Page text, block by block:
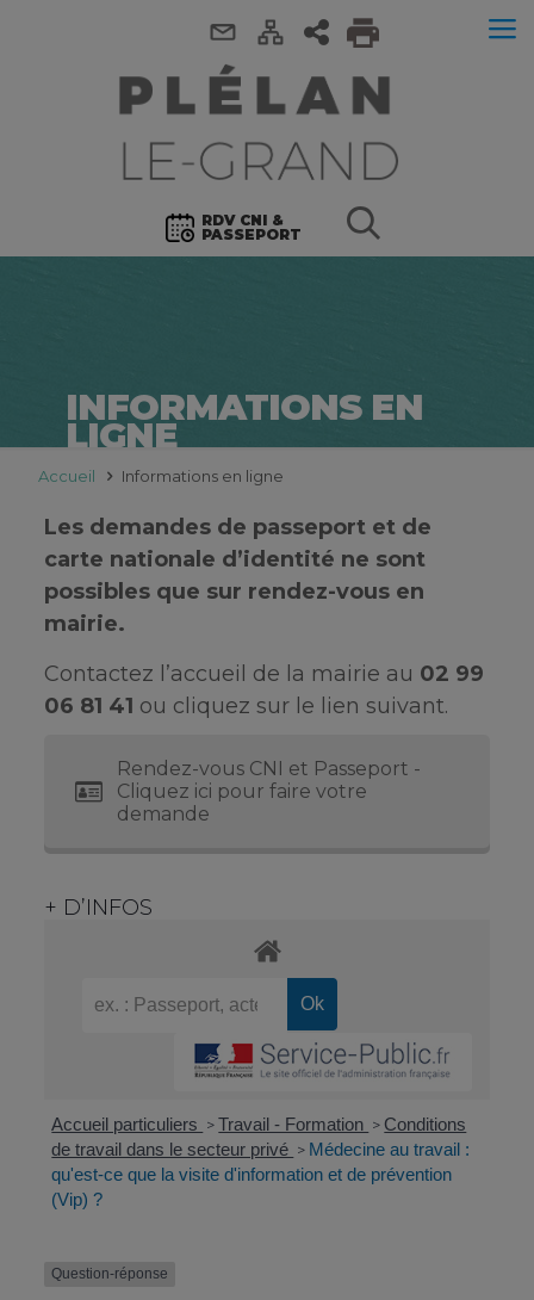
RDV CNI &
PASSEPORT
INFORMATIONS EN
LIGNE
Accueil Informations en ligne
Les demandes de passeport et de
carte nationale d’identité ne sont
possibles que sur rendez-vous en
mairie.
Contactez l’accueil de la mairie au 02 99
06 81 41 ou cliquez sur le lien suivant.
Rendez-vous CNI et Passeport -
Cliquez ici pour faire votre
demande
+ D’INFOS
Accueil particuliers > Travail - Formation > Conditions
de travail dans le secteur privé > Médecine au travail :
qu'est-ce que la visite d'information et de prévention
(Vip) ?
Question-réponse